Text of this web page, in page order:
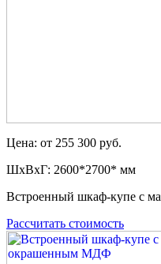
Цена: от 255 300 руб.
ШxВxГ: 2600*2700* мм
Встроенный шкаф-купе с
Рассчитать стоимость